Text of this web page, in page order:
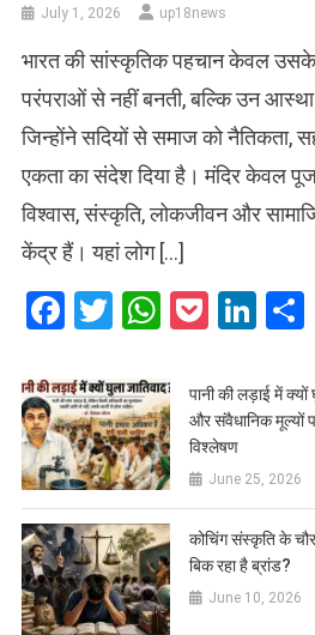
July 1, 2026 up18news
भारत की सांस्कृतिक पहचान केवल
परंपराओं से नहीं बनती, बल्कि उन आस्था-
जिन्होंने सदियों से समाज को नैतिकता,
एकता का संदेश दिया है। मंदिर केवल
विश्वास, संस्कृति, लोकजीवन और
केंद्र हैं। यहां लोग […]
Facebook
Twitter
WhatsApp
Pocket
पानी की लड़ाई में क्यों
और संवैधानिक मूल्यों
विश्लेषण
June 25, 2026
कोचिंग संस्कृति के
बिक रहा है ब्रांड?
June 10, 2026